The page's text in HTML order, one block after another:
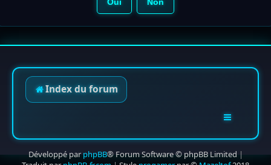
Index du forum
Développé parphpBB® Forum Software © phpBB Limited |